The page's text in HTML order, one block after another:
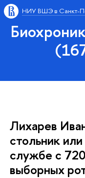
НИУ ВШЭ в Санкт-
Лихарев
стольник
службе с
выборных